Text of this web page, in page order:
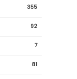
355
92
7
81